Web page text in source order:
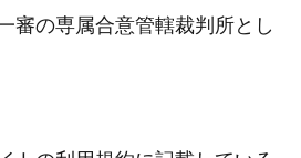
審の専属合意管轄裁判所とし